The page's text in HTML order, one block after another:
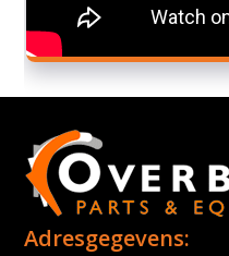
Adresgegevens: